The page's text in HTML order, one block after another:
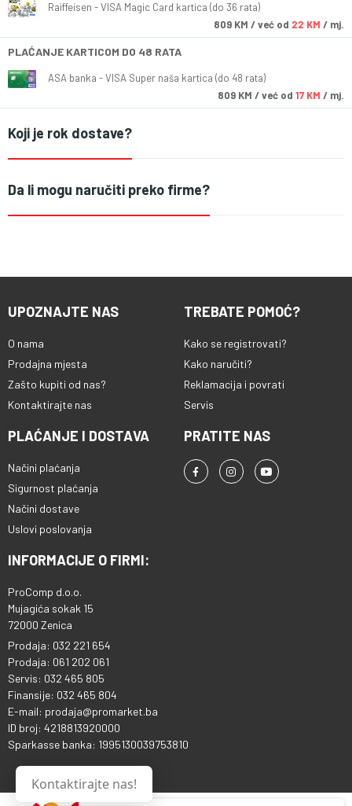
Raiffeisen - VISA Magic Card kartica (do 36 rata)
809 KM / već od 22 KM / mj.
PLAĆANJE KARTICOM DO 48 RATA
ASA banka - VISA Super naša kartica (do 48 rata)
809 KM / već od 17 KM / mj.
Koji je rok dostave?
Da li mogu naručiti preko firme?
UPOZNAJTE NAS
O nama
Prodajna mjesta
Zašto kupiti od nas?
Kontaktirajte nas
TREBATE POMOĆ?
Kako se registrovati?
Kako naručiti?
Reklamacija i povrati
Servis
PLAĆANJE I DOSTAVA
Načini plaćanja
Sigurnost plaćanja
Načini dostave
Uslovi poslovanja
PRATITE NAS
INFORMACIJE O FIRMI:
ProComp d.o.o.
Mujagića sokak 15
72000 Zenica
Prodaja: 032 221 654
Prodaja: 061 202 061
Servis: 032 465 805
Finansije: 032 465 804
E-mail: prodaja@promarket.ba
ID broj: 4218813920000
Sparkasse banka: 1995130039753810
Kontaktirajte nas!